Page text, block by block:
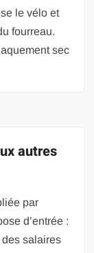
le vélo et
fourreau.
sec
autres
par
d’entrée :
salaires